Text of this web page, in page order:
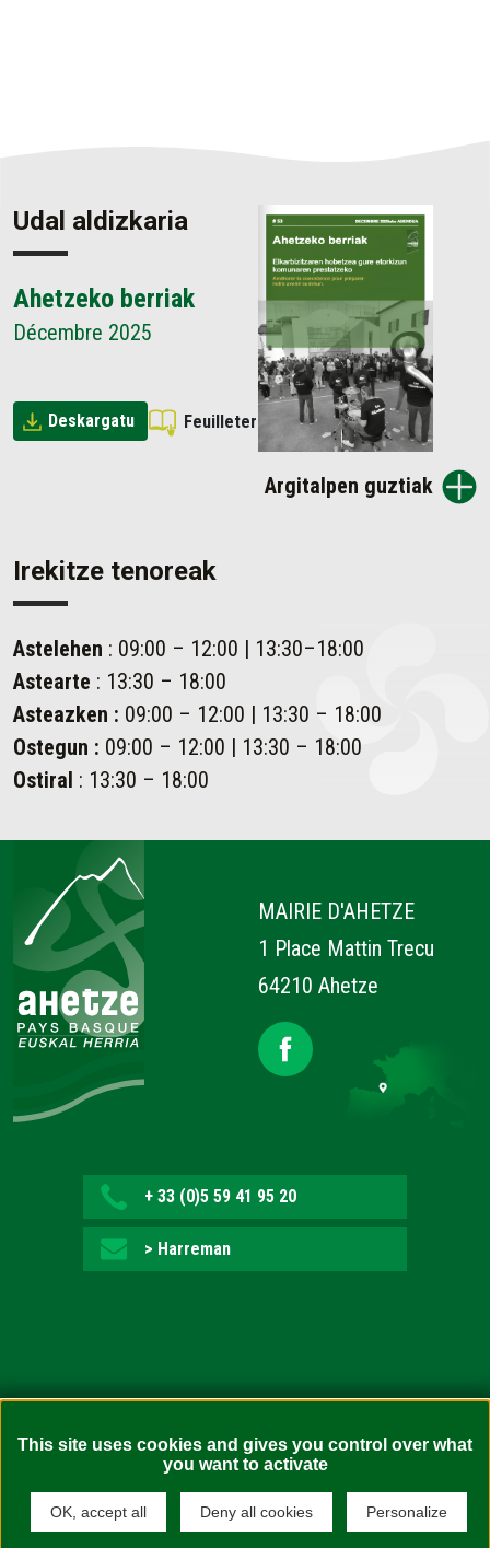
This site uses cookies and gives you control over what
you want to activate
OK, accept all Deny all cookies Personalize
Udal aldizkaria
Ahetzeko berriak
Décembre 2025
Deskargatu Feuilleter
Argitalpen guztiak
Irekitze tenoreak
Astelehen : 09:00 – 12:00 | 13:30–18:00
Astearte : 13:30 – 18:00
Asteazken : 09:00 – 12:00 | 13:30 – 18:00
Ostegun : 09:00 – 12:00 | 13:30 – 18:00
Ostiral : 13:30 – 18:00
MAIRIE D'AHETZE
1 Place Mattin Trecu
64210 Ahetze
+ 33 (0)5 59 41 95 20
> Harreman
Legezko oharrak Webgunearen mapa
Konfidentzialtasun politika Cookien politika